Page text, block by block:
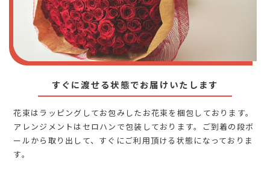
すぐに渡せる状態でお届けいたします
花束はラッピングしてお包みしたお花束を梱包しております。
アレンジメントはセロハンで包装しております。ご到着の段ボ
ールから取り出して、すぐにご利用頂ける状態になっておりま
す。